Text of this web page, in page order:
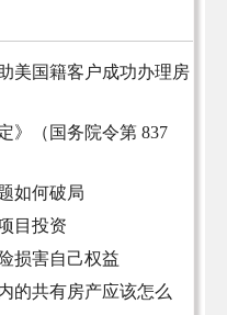
美国籍客户成功办理房
》（国务院令第 837
如何破局
目投资
损害自己权益
的共有房产应该怎么